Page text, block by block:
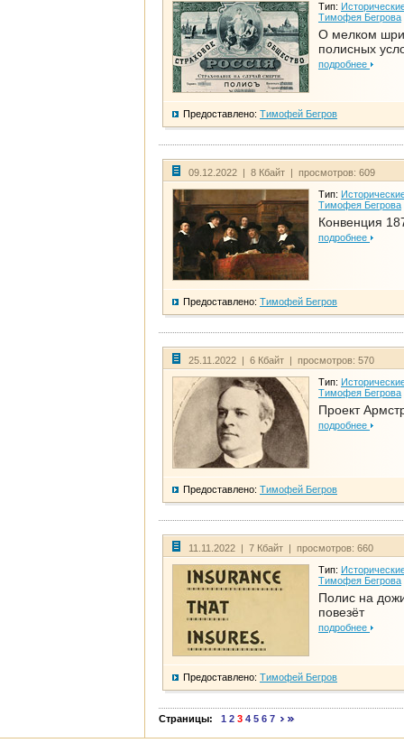
Тип:
Тимофея Бегрова
О мелком
полисных
подробнее
Предоставлено: Тимофей Бегров
09.12.2022 | 8 Кбайт | просмотров: 609
Тип:
Тимофея Бегрова
Конвенция
подробнее
Предоставлено: Тимофей Бегров
25.11.2022 | 6 Кбайт | просмотров: 570
Тип:
Тимофея Бегрова
Проект
подробнее
Предоставлено: Тимофей Бегров
11.11.2022 | 7 Кбайт | просмотров: 660
Тип:
Тимофея Бегрова
Полис на
повезёт
подробнее
Предоставлено: Тимофей Бегров
Страницы: 1 2 3 4 5 6 7